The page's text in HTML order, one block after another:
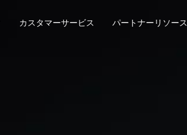
カスタマーサービス パートナーリソース